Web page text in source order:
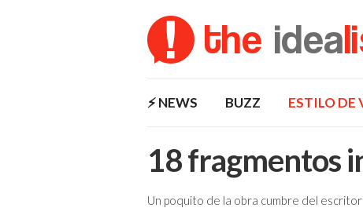
the idea
⚡️ NEWS BUZZ ESTILO DE
18 fragmentos
Un poquito de la obra cumbre del